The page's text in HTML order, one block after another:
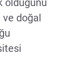
olduğunu
doğal